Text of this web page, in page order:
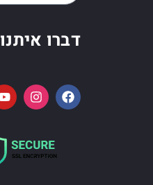
דברו איתנו